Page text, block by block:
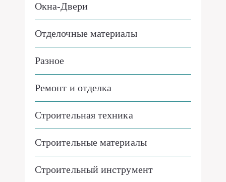
Окна-Двери
Отделочные материалы
Разное
Ремонт и отделка
Строительная техника
Строительные материалы
Строительный инструмент